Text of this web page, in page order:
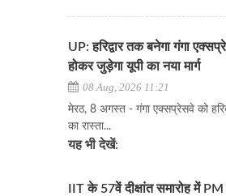
UP: हरिद्वार तक बनेगा गंगा
होकर जुड़ेगा यूपी का नया मार्ग
08 Aug, 2026 11:21
मेरठ, 8 अगस्त - गंगा एक्सप्रेसवे को
का रास्ता...
यह भी देखें:
IIT के 57वें दीक्षांत समारोह में PM